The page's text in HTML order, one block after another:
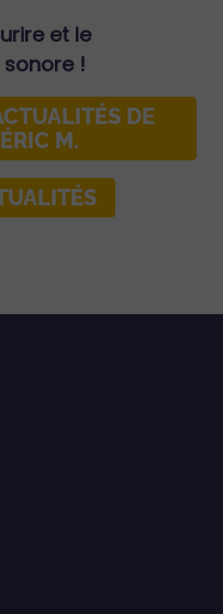
et le
!
DE
M.